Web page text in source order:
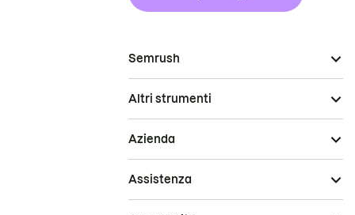
Semrush
Altri strumenti
Azienda
Assistenza